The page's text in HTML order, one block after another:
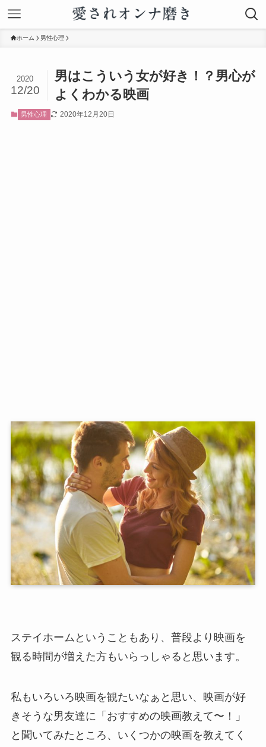
ホーム 男性心理
男はこういう女が好き！？男心が
よくわかる映画
2020
12/20
男性心理 2020年12月20日
ステイホームということもあり、普段より映画を
観る時間が増えた方もいらっしゃると思います。
私もいろいろ映画を観たいなぁと思い、映画が好
きそうな男友達に「おすすめの映画教えて〜！」
と聞いてみたところ、いくつかの映画を教えてく